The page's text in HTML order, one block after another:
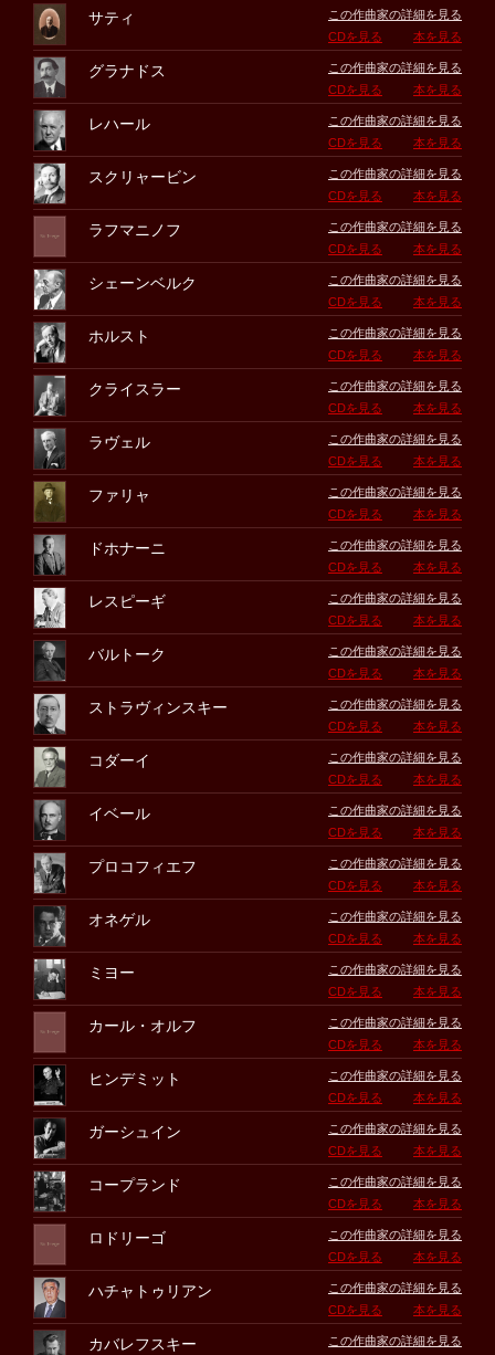
サティ
この作曲家の詳細を見る
CDを見る
本を見る
グラナドス
この作曲家の詳細を見る
CDを見る
本を見る
レハール
この作曲家の詳細を見る
CDを見る
本を見る
スクリャービン
この作曲家の詳細を見る
CDを見る
本を見る
ラフマニノフ
この作曲家の詳細を見る
CDを見る
本を見る
シェーンベルク
この作曲家の詳細を見る
CDを見る
本を見る
ホルスト
この作曲家の詳細を見る
CDを見る
本を見る
クライスラー
この作曲家の詳細を見る
CDを見る
本を見る
ラヴェル
この作曲家の詳細を見る
CDを見る
本を見る
ファリャ
この作曲家の詳細を見る
CDを見る
本を見る
ドホナーニ
この作曲家の詳細を見る
CDを見る
本を見る
レスピーギ
この作曲家の詳細を見る
CDを見る
本を見る
バルトーク
この作曲家の詳細を見る
CDを見る
本を見る
ストラヴィンスキー
この作曲家の詳細を見る
CDを見る
本を見る
コダーイ
この作曲家の詳細を見る
CDを見る
本を見る
イベール
この作曲家の詳細を見る
CDを見る
本を見る
プロコフィエフ
この作曲家の詳細を見る
CDを見る
本を見る
オネゲル
この作曲家の詳細を見る
CDを見る
本を見る
ミヨー
この作曲家の詳細を見る
CDを見る
本を見る
カール・オルフ
この作曲家の詳細を見る
CDを見る
本を見る
ヒンデミット
この作曲家の詳細を見る
CDを見る
本を見る
ガーシュイン
この作曲家の詳細を見る
CDを見る
本を見る
コープランド
この作曲家の詳細を見る
CDを見る
本を見る
ロドリーゴ
この作曲家の詳細を見る
CDを見る
本を見る
ハチャトゥリアン
この作曲家の詳細を見る
CDを見る
本を見る
カバレフスキー
この作曲家の詳細を見る